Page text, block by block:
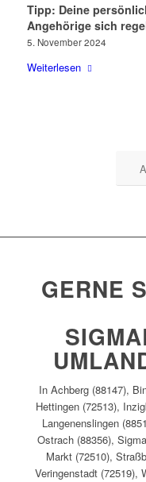
Tipp: Deine
Angehörige sich
5. November 2024
Weiterlesen
GERNE
In Achberg (88147),
Hettingen (72513),
Langenenslingen
Ostrach (88356),
Markt (72510),
Veringenstadt (72519),